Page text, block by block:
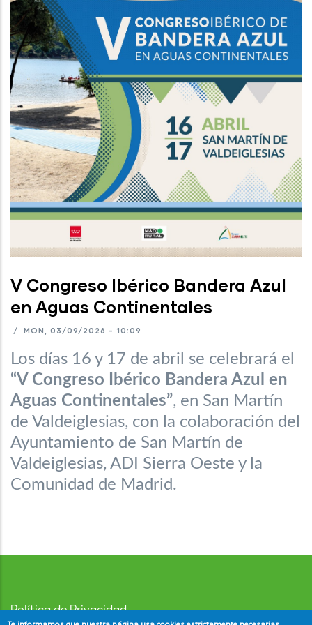
V Congreso Ibérico Bandera Azul
en Aguas Continentales
/ MON, 03/09/2026 - 10:09
Los días 16 y 17 de abril se celebrará el
“V Congreso Ibérico Bandera Azul en
Aguas Continentales”, en San Martín
de Valdeiglesias, con la colaboración del
Ayuntamiento de San Martín de
Valdeiglesias, ADI Sierra Oeste y la
Comunidad de Madrid.
Política de Privacidad